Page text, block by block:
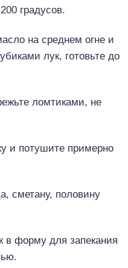
градусов.
на среднем огне и
лук, готовьте до
ломтиками, не
и потушите примерно
сметану, половину
в форму для запекания